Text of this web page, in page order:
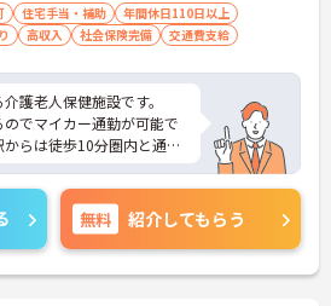
住宅手当・補助
年間休日110日以上
高収入 社会保険完備 交通費支給
護老人保健施設です。
でマイカー通勤が可能で
らは徒歩10分圏内と通勤
り、託児所もありますの
方に理解があって働きや
です。ご興味をお持ちの
のポイントをお伝えしま
せください。
無料 紹介してもらう